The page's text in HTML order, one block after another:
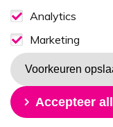
Disclaimer
Volg ons op
Nieuwsbrief
Ontvang de
Functionele
Analytics
Analytics
Marketing
Marketing
Voorkeuren
Accepteer